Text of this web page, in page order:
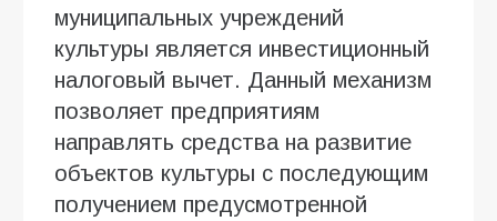
муниципальных учреждений
культуры является инвестиционный
налоговый вычет. Данный механизм
позволяет предприятиям
направлять средства на развитие
объектов культуры с последующим
получением предусмотренной